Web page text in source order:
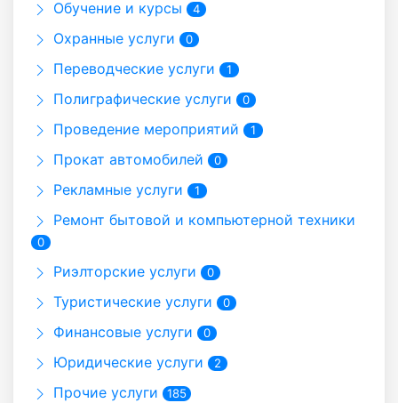
Обучение и курсы 4
Охранные услуги 0
Переводческие услуги 1
Полиграфические услуги 0
Проведение мероприятий 1
Прокат автомобилей 0
Рекламные услуги 1
Ремонт бытовой и компьютерной техники
0
Риэлторские услуги 0
Туристические услуги 0
Финансовые услуги 0
Юридические услуги 2
Прочие услуги 185